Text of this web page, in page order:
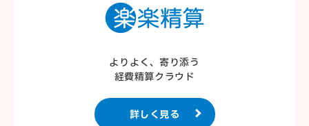
よりよく、寄り添う
経費精算クラウド
詳しく見る